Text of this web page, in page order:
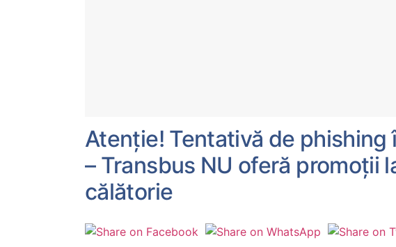
Atenție! Tentativă de phishing
– Transbus NU oferă promoții
călătorie